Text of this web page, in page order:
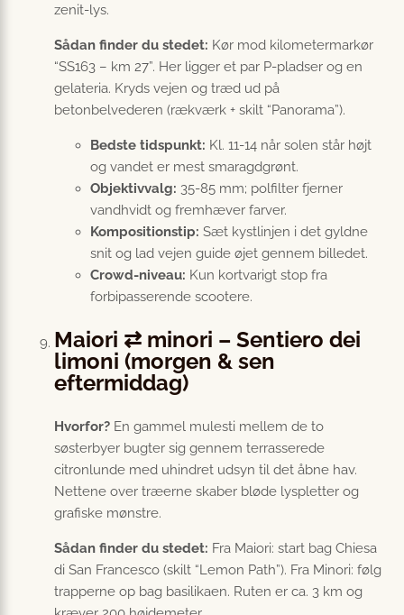
zenit-lys.
Sådan finder du stedet: Kør mod kilometermarkør
“SS163 – km 27”. Her ligger et par P-pladser og en
gelateria. Kryds vejen og træd ud på
betonbelvederen (rækværk + skilt “Panorama”).
Bedste tidspunkt: Kl. 11-14 når solen står højt
og vandet er mest smaragdgrønt.
Objektivvalg: 35-85 mm; polfilter fjerner
vandhvidt og fremhæver farver.
Kompositionstip: Sæt kystlinjen i det gyldne
snit og lad vejen guide øjet gennem billedet.
Crowd-niveau: Kun kortvarigt stop fra
forbipasserende scootere.
Maiori ⇄ minori – Sentiero dei
limoni (morgen & sen
eftermiddag)
Hvorfor? En gammel mulesti mellem de to
søsterbyer bugter sig gennem terrasserede
citronlunde med uhindret udsyn til det åbne hav.
Nettene over træerne skaber bløde lyspletter og
grafiske mønstre.
Sådan finder du stedet: Fra Maiori: start bag Chiesa
di San Francesco (skilt “Lemon Path”). Fra Minori: følg
trapperne op bag basilikaen. Ruten er ca. 3 km og